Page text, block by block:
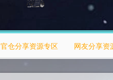
官仓分享资源专区 网友分享资